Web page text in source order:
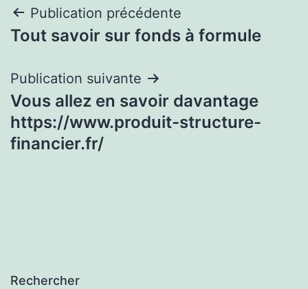
Navigation
de
l’article
Publication précédente
Tout savoir sur fonds à formule
Publication suivante
Vous allez en savoir davantage
https://www.produit-structure-
financier.fr/
Rechercher